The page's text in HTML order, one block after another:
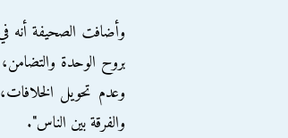
وأضافت الصحيفة أنه
بروح الوحدة
وعدم تحويل
والفرقة بين الناس".